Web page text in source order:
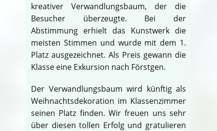
kreativer Verwandlungsbaum, der die
Besucher überzeugte. Bei der
Abstimmung erhielt das Kunstwerk die
meisten Stimmen und wurde mit dem 1.
Platz ausgezeichnet. Als Preis gewann die
Klasse eine Exkursion nach Förstgen.
Der Verwandlungsbaum wird künftig als
Weihnachtsdekoration im Klassenzimmer
seinen Platz finden. Wir freuen uns sehr
über diesen tollen Erfolg und gratulieren